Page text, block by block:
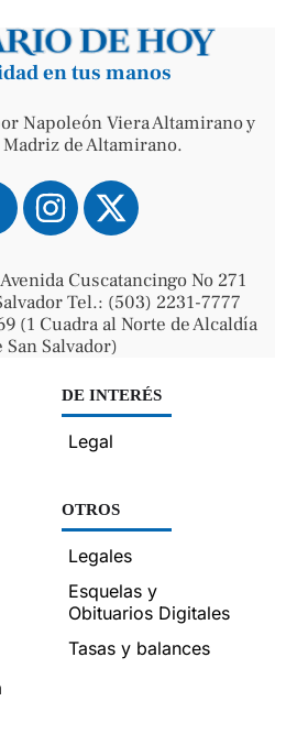
en tus manos
Napoleón Viera Altamirano y
de Altamirano.
Cuscatancingo No 271
Tel.: (503) 2231-7777
(1 Cuadra al Norte de Alcaldía
San Salvador)
DE INTERÉS
Legal
OTROS
Legales
Esquelas y
Obituarios Digitales
Tasas y balances